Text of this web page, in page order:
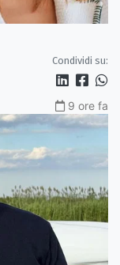
Condividi su:
9 ore fa